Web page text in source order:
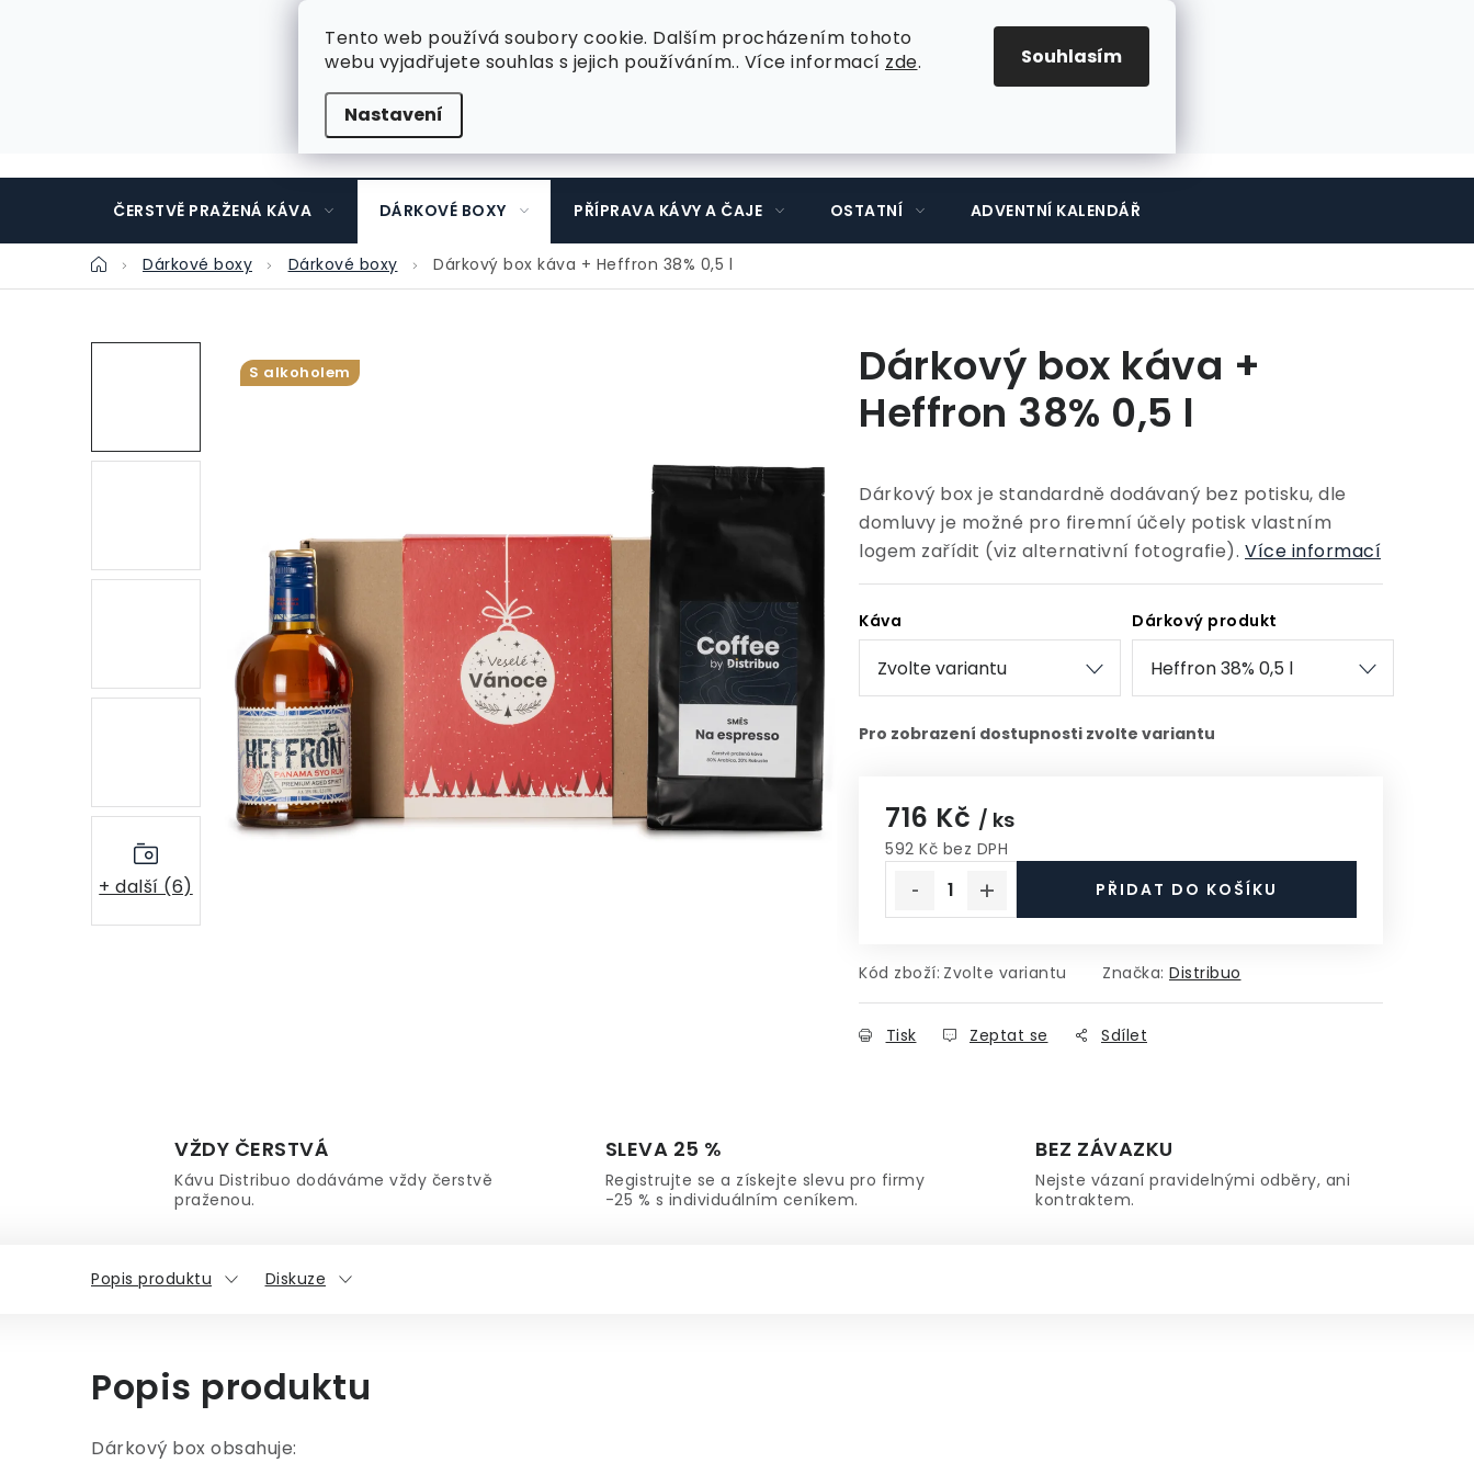
Tento web používá soubory cookie. Dalším procházením tohoto
webu vyjadřujete souhlas s jejich používáním.. Více informací zde.
Nastavení
Souhlasím
Přihlášení
ČERSTVĚ PRAŽENÁ KÁVA DÁRKOVÉ BOXY PŘÍPRAVA KÁVY A ČAJE OSTATNÍ ADVENTNÍ KALENDÁŘ
DomůDárkové boxy Dárkové boxy Dárkový box káva + Heffron 38% 0,5 l
+ další (6)
Dárkový box káva +
Heffron 38% 0,5 l
Dárkový box je standardně dodávaný bez potisku, dle
domluvy je možné pro firemní účely potisk vlastním
logem zařídit (viz alternativní fotografie). Více informací
Káva Dárkový produkt
716 Kč / ks
592 Kč bez DPH
PŘIDAT DO KOŠÍKU
Kód zboží: Zvolte variantu Značka: Distribuo
Tisk Zeptat se Sdílet
S alkoholem
VŽDY ČERSTVÁ
Kávu Distribuo dodáváme vždy čerstvě
praženou.
SLEVA 25 %
Registrujte se a získejte slevu pro firmy
-25 % s individuálním ceníkem.
BEZ ZÁVAZKU
Nejste vázaní pravidelnými odběry, ani
kontraktem.
Popis produktu Diskuze
Popis produktu
Dárkový box obsahuje: